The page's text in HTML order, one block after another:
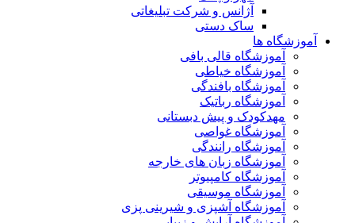
آژانس و شرکت تبلیغاتی
ساک دستی
آموزشگاه ها
آموزشگاه قالی بافی
آموزشگاه خیاطی
آموزشگاه بافندگی
آموزشگاه رباتیک
مهدکودک و پیش دبستانی
آموزشگاه غواصی
آموزشگاه رانندگی
آموزشگاه زبان های خارجه
آموزشگاه کامپیوتر
آموزشگاه موسیقی
آموزشگاه آشپزی و شیرینی پزی